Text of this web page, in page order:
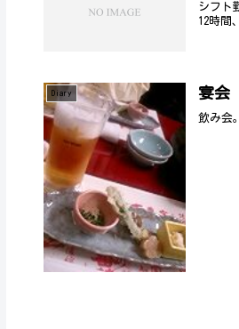
シフト
12時間
Diary 宴会
飲み会